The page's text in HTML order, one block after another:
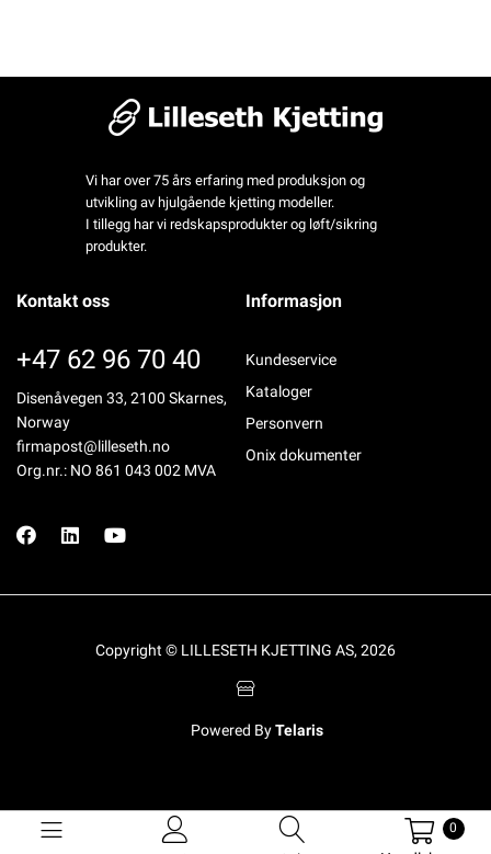
0
Vi har over 75 års erfaring med produksjon og
utvikling av hjulgående kjetting modeller.
I tillegg har vi redskapsprodukter og løft/sikring
produkter.
Kontakt oss
+47 62 96 70 40
Disenåvegen 33, 2100 Skarnes,
Norway
firmapost@lilleseth.no
Org.nr.: NO 861 043 002 MVA
Informasjon
Kundeservice
Kataloger
Personvern
Onix dokumenter
Copyright © LILLESETH KJETTING AS, 2026
Powered ByTelaris